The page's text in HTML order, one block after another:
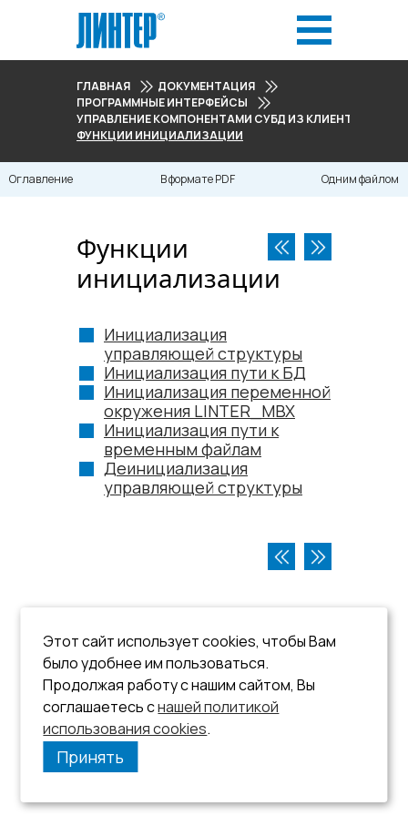
ГЛАВНАЯ
ДОКУМЕНТАЦИЯ
ПРОГРАММНЫЕ ИНТЕРФЕЙСЫ
УПРАВЛЕНИЕ КОМПОНЕНТАМИ СУБД ИЗ КЛИЕНТСКОГО
ФУНКЦИИ ИНИЦИАЛИЗАЦИИ
Оглавление В формате PDF Одним файлом
Функции
инициализации
Инициализация
управляющей структуры
Инициализация пути к БД
Инициализация переменной
окружения LINTER_MBX
Инициализация пути к
временным файлам
Деинициализация
управляющей структуры
Этот сайт использует cookies, чтобы Вам
было удобнее им пользоваться.
Продолжая работу с нашим сайтом, Вы
соглашаетесь снашей политикой
использования cookies.
Принять